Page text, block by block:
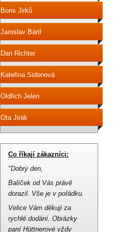
Boris Jirků
Jaroslav Bártl
Dan Richter
Kateřina Sidonová
Oldřich Jelen
Ota Jirák
Co říkají zákazníci:
"Dobrý den,
Balíček od Vás právě
dorazil. Vše je v pořádku.
Velice Vám děkuji za
rychlé dodání. Obrázky
paní Hüttnerové vždy